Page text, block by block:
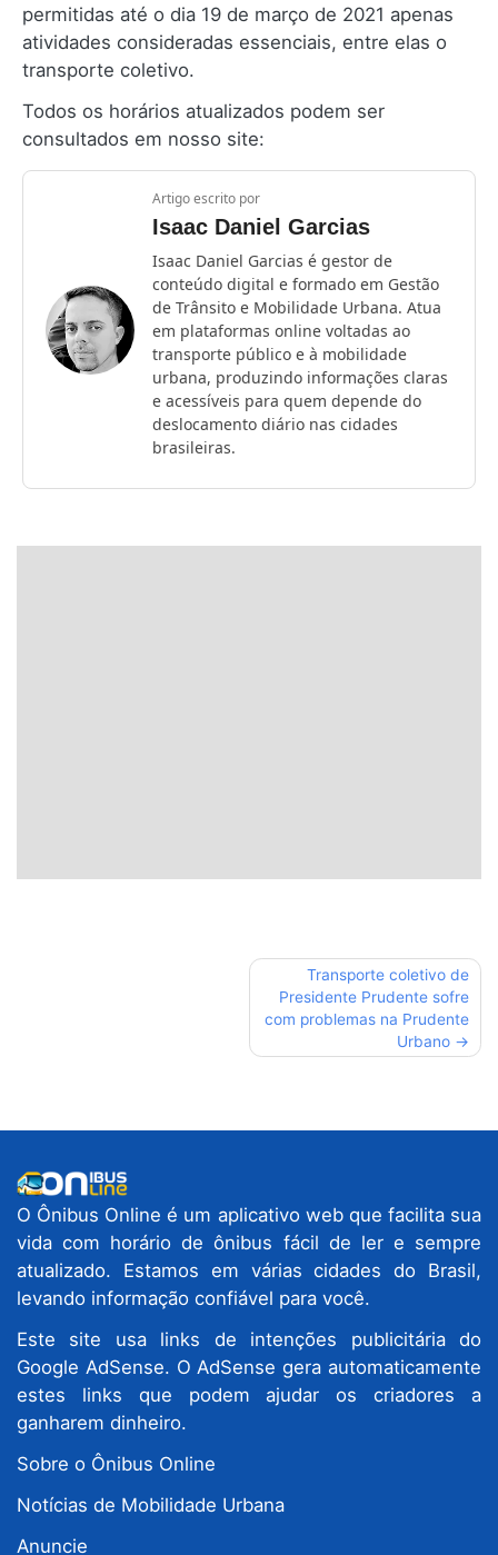
permitidas até o dia 19 de março de 2021 apenas
atividades consideradas essenciais, entre elas o
transporte coletivo.
Todos os horários atualizados podem ser
consultados em nosso site:
Artigo escrito por
Isaac Daniel Garcias
Isaac Daniel Garcias é gestor de
conteúdo digital e formado em Gestão
de Trânsito e Mobilidade Urbana. Atua
em plataformas online voltadas ao
transporte público e à mobilidade
urbana, produzindo informações claras
e acessíveis para quem depende do
deslocamento diário nas cidades
brasileiras.
Transporte coletivo de
Presidente Prudente sofre
com problemas na Prudente
Urbano
O Ônibus Online é um aplicativo web que facilita sua
vida com horário de ônibus fácil de ler e sempre
atualizado. Estamos em várias cidades do Brasil,
levando informação confiável para você.
Este site usa links de intenções publicitária do
Google AdSense. O AdSense gera automaticamente
estes links que podem ajudar os criadores a
ganharem dinheiro.
Sobre o Ônibus Online
Notícias de Mobilidade Urbana
Anuncie